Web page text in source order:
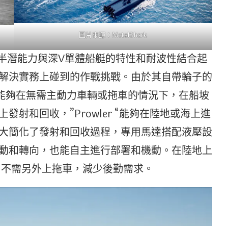
圖片來源：MetalShark
能力與深V單體船艇的特性和耐波性結合起
決實務上碰到的作戰挑戰。由於其自帶輪子的
在無需主動力車輛或拖車的情況下，在船坡
發射和回收，”Prowler “能夠在陸地或海上進
簡化了發射和回收過程，專用馬達搭配液壓設
和轉向，也能自主進行部署和機動。在陸地上
需另外上拖車，減少後勤需求。